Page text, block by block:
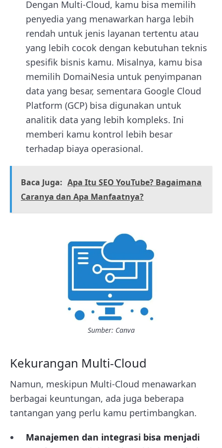
Dengan Multi-Cloud, kamu bisa memilih
penyedia yang menawarkan harga lebih
rendah untuk jenis layanan tertentu atau
yang lebih cocok dengan kebutuhan teknis
spesifik bisnis kamu. Misalnya, kamu bisa
memilih DomaiNesia untuk penyimpanan
data yang besar, sementara Google Cloud
Platform (GCP) bisa digunakan untuk
analitik data yang lebih kompleks. Ini
memberi kamu kontrol lebih besar
terhadap biaya operasional.
Baca Juga: Apa Itu SEO YouTube? Bagaimana
Caranya dan Apa Manfaatnya?
Sumber: Canva
Kekurangan Multi-Cloud
Namun, meskipun Multi-Cloud menawarkan
berbagai keuntungan, ada juga beberapa
tantangan yang perlu kamu pertimbangkan.
Manajemen dan integrasi bisa menjadi